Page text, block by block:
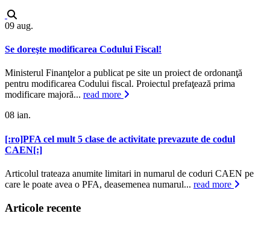
09 aug.
Se doreşte modificarea Codului Fiscal!
Ministerul Finanţelor a publicat pe site un proiect de ordonanţă
pentru modificarea Codului fiscal. Proiectul prefaţează prima
modificare majoră... read more
08 ian.
[:ro]PFA cel mult 5 clase de activitate prevazute de codul
CAEN[:]
Articolul trateaza anumite limitari in numarul de coduri CAEN pe
care le poate avea o PFA, deasemenea numarul... read more
Articole recente